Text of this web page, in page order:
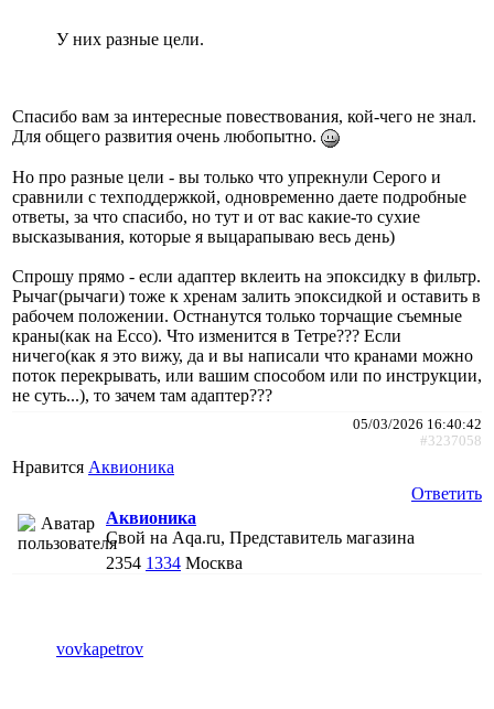
У них разные цели.
Спасибо вам за интересные повествования, кой-чего не знал.
Для общего развития очень любопытно.
Но про разные цели - вы только что упрекнули Серого и
сравнили с техподдержкой, одновременно даете подробные
ответы, за что спасибо, но тут и от вас какие-то сухие
высказывания, которые я выцарапываю весь день)
Спрошу прямо - если адаптер вклеить на эпоксидку в фильтр.
Рычаг(рычаги) тоже к хренам залить эпоксидкой и оставить в
рабочем положении. Остнанутся только торчащие съемные
краны(как на Ecco). Что изменится в Тетре??? Если
ничего(как я это вижу, да и вы написали что кранами можно
поток перекрывать, или вашим способом или по инструкции,
не суть...), то зачем там адаптер???
05/03/2026 16:40:42
#3237058
Нравится Аквионика
Ответить
Аквионика
Свой на Aqa.ru, Представитель магазина
2354 1334 Москва
vovkapetrov